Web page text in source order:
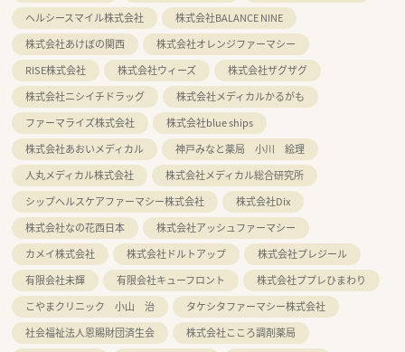
ヘルシースマイル株式会社
株式会社BALANCE NINE
株式会社あけぼの関西
株式会社オレンジファーマシー
RISE株式会社
株式会社ウィーズ
株式会社ザグザグ
株式会社ニシイチドラッグ
株式会社メディカルかるがも
ファーマライズ株式会社
株式会社blue ships
株式会社あおいメディカル
神戸みなと薬局 小川 絵理
人丸メディカル株式会社
株式会社メディカル総合研究所
シップヘルスケアファーマシー株式会社
株式会社Dix
株式会社なの花西日本
株式会社アッシュファーマシー
カメイ株式会社
株式会社ドルトアップ
株式会社プレジール
有限会社未輝
有限会社キューフロント
株式会社ププレひまわり
こやまクリニック 小山 治
タケシタファーマシー株式会社
社会福祉法人恩賜財団済生会
株式会社こころ調剤薬局